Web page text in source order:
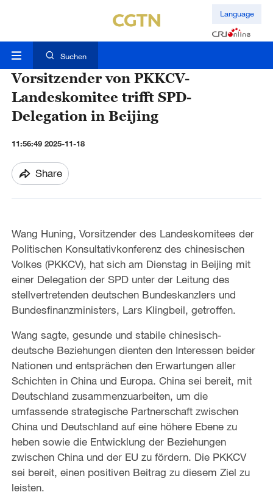
Language
Suchen
Vorsitzender von PKKCV-
Landeskomitee trifft SPD-
Delegation in Beijing
11:56:49 2025-11-18
Share
Wang Huning, Vorsitzender des Landeskomitees der
Politischen Konsultativkonferenz des chinesischen
Volkes (PKKCV), hat sich am Dienstag in Beijing mit
einer Delegation der SPD unter der Leitung des
stellvertretenden deutschen Bundeskanzlers und
Bundesfinanzministers, Lars Klingbeil, getroffen.
Wang sagte, gesunde und stabile chinesisch-
deutsche Beziehungen dienten den Interessen beider
Nationen und entsprächen den Erwartungen aller
Schichten in China und Europa. China sei bereit, mit
Deutschland zusammenzuarbeiten, um die
umfassende strategische Partnerschaft zwischen
China und Deutschland auf eine höhere Ebene zu
heben sowie die Entwicklung der Beziehungen
zwischen China und der EU zu fördern. Die PKKCV
sei bereit, einen positiven Beitrag zu diesem Ziel zu
leisten.